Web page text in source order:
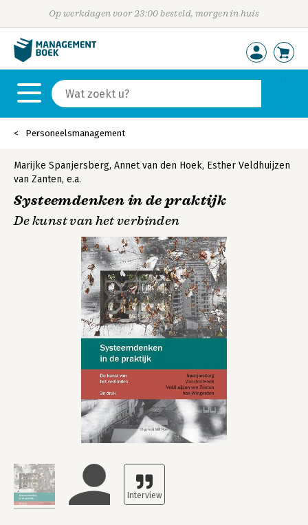
Op werkdagen voor 23:00 besteld, morgen in huis
Personeelsmanagement
Marijke Spanjersberg, Annet van den Hoek, Esther Veldhuijzen
van Zanten, e.a.
Systeemdenken in de praktijk
De kunst van het verbinden